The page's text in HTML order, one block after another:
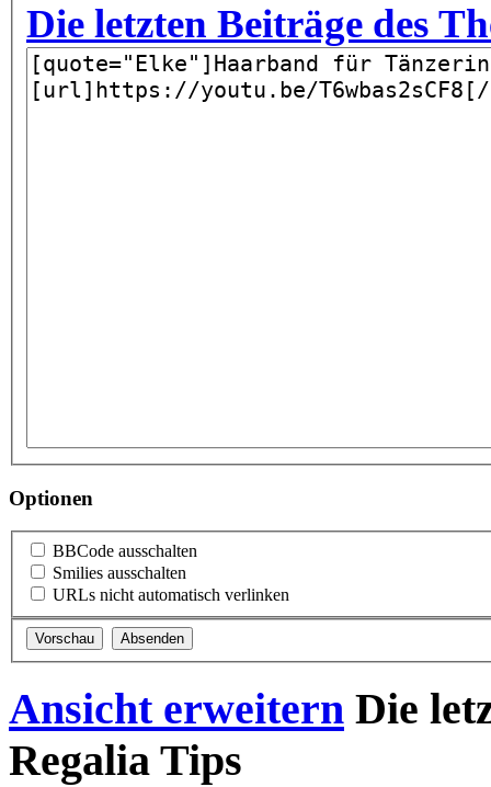
Die letzten Beiträge des
Optionen
BBCode ausschalten
Smilies ausschalten
URLs nicht automatisch verlinken
Ansicht erweitern Die
Regalia Tips